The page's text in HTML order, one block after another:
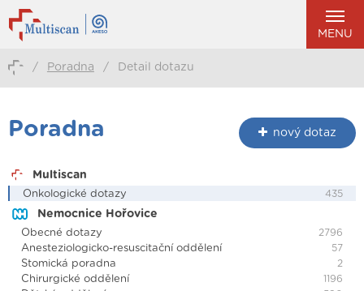
MENU
/ Poradna / Detail dotazu
Poradna nový dotaz
Multiscan
Onkologické dotazy 435
Nemocnice Hořovice
Obecné dotazy 2796
Anesteziologicko-resuscitační oddělení 57
Stomická poradna 2
Chirurgické oddělení 1196